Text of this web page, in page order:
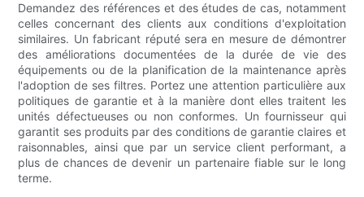
Demandez des références et des études de cas, notamment
celles concernant des clients aux conditions d'exploitation
similaires. Un fabricant réputé sera en mesure de démontrer
des améliorations documentées de la durée de vie des
équipements ou de la planification de la maintenance après
l'adoption de ses filtres. Portez une attention particulière aux
politiques de garantie et à la manière dont elles traitent les
unités défectueuses ou non conformes. Un fournisseur qui
garantit ses produits par des conditions de garantie claires et
raisonnables, ainsi que par un service client performant, a
plus de chances de devenir un partenaire fiable sur le long
terme.